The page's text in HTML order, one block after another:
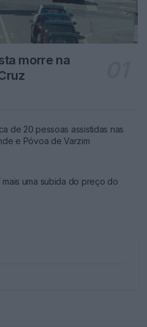
morre na
de 20 pessoas assistidas nas
e Póvoa de Varzim
mais uma subida do preço do